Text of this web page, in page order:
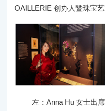
OAILLERIE 创办人暨珠宝
左：Anna Hu 女士出